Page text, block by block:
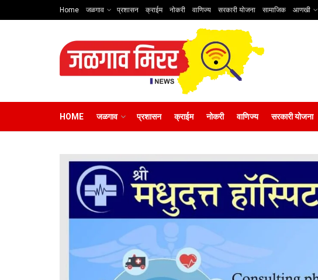
Home जळगाव प्रशासन क्राईम नोकरी वाणिज्य सरकारी योजना सामाजिक आणखी
HOME जळगाव प्रशासन क्राईम नोकरी वाणिज्य सरकारी योजना